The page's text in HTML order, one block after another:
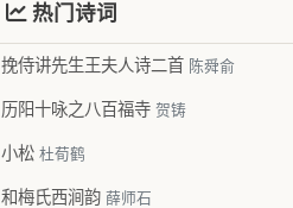
热门诗词
挽侍讲先生王夫人诗二首 陈舜俞
历阳十咏之八百福寺 贺铸
小松 杜荀鹤
和梅氏西涧韵 薛师石